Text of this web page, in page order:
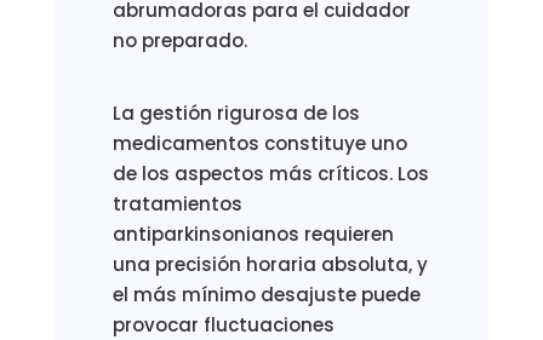
abrumadoras para el cuidador
no preparado.
La gestión rigurosa de los
medicamentos constituye uno
de los aspectos más críticos. Los
tratamientos
antiparkinsonianos requieren
una precisión horaria absoluta, y
el más mínimo desajuste puede
provocar fluctuaciones